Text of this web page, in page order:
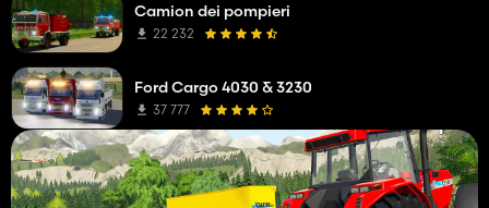
Camion dei pompieri
22 232
Ford Cargo 4030 & 3230
37 777